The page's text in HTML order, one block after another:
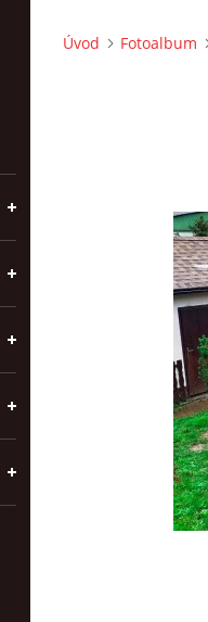
Úvod Fotoalbum